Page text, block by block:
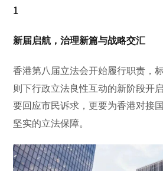
1
新届启航，治理新篇与战略交汇
香港第八届立法会开始履行职责，
则下行政立法良性互动的新阶段开
要回应市民诉求，更要为香港对接
坚实的立法保障。